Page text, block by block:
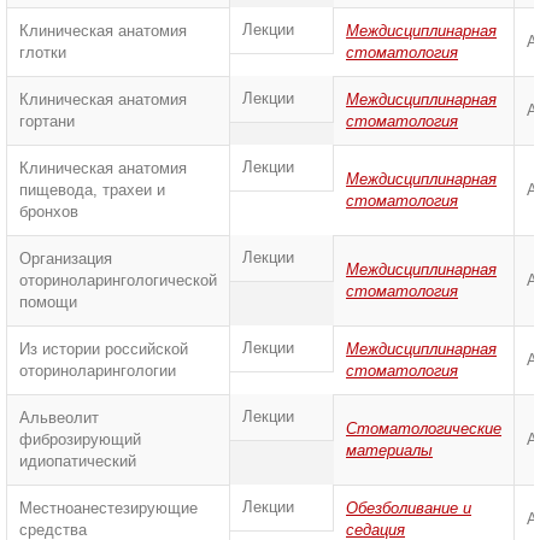
Клиническая анатомия
глотки
Лекции
Междисциплинарная
стоматология
Клиническая анатомия
гортани
Лекции
Междисциплинарная
стоматология
Клиническая анатомия
пищевода, трахеи и
бронхов
Лекции
Междисциплинарная
стоматология
Организация
оториноларингологической
помощи
Лекции
Междисциплинарная
стоматология
Из истории российской
оториноларингологии
Лекции
Междисциплинарная
стоматология
Альвеолит
фиброзирующий
идиопатический
Лекции
Стоматологические
материалы
Местноанестезирующие
средства
Лекции
Обезболивание и
седация